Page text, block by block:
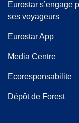
Eurostar s’engage
ses voyageurs
Eurostar App
Media Centre(
Ecoresponsabilite
Dépôt de Forest